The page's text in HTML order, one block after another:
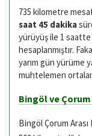
735 kilometre
saat 45 dakika
yürüyüş ile 1
hesaplanmıştır.
yarım gün yürüme
muhtelemen
Bingöl ve
Bingöl Çorum